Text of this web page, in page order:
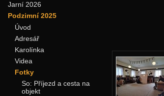
Jarní 2026
Podzimní 2025
Úvod
Adresář
Karolínka
Videa
Fotky
So: Příjezd a cesta na
objekt